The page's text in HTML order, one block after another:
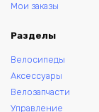
Мои заказы
Разделы
Велосипеды
Аксессуары
Велозапчасти
Управление